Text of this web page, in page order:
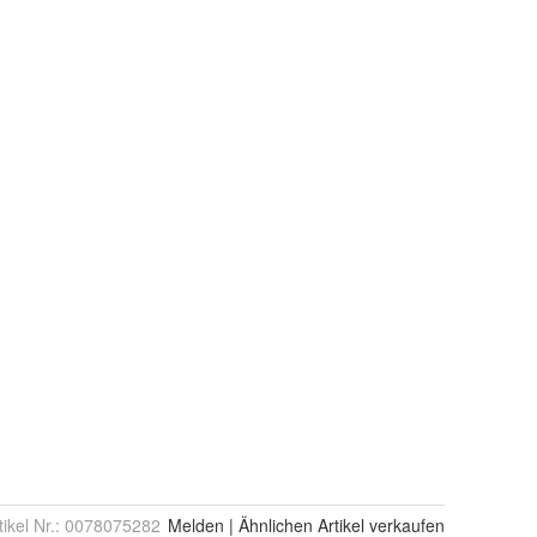
Nr.: 0078075282 Melden | Ähnlichen Artikel verkaufen